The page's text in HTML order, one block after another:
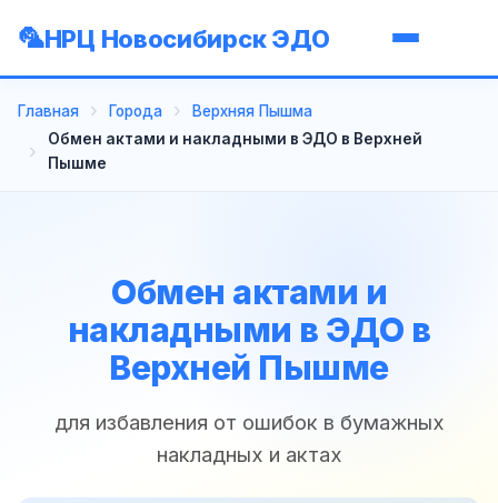
НРЦ Новосибирск ЭДО
Главная Города
Верхняя Пышма
Обмен актами и накладными в ЭДО в Верхней
Пышме
Обмен актами и
накладными в ЭДО в
Верхней Пышме
для избавления от ошибок в бумажных
накладных и актах